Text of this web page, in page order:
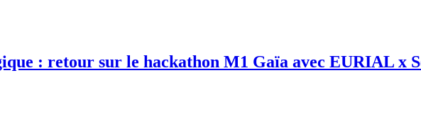
: retour sur le hackathon M1 Gaïa avec EURIAL x